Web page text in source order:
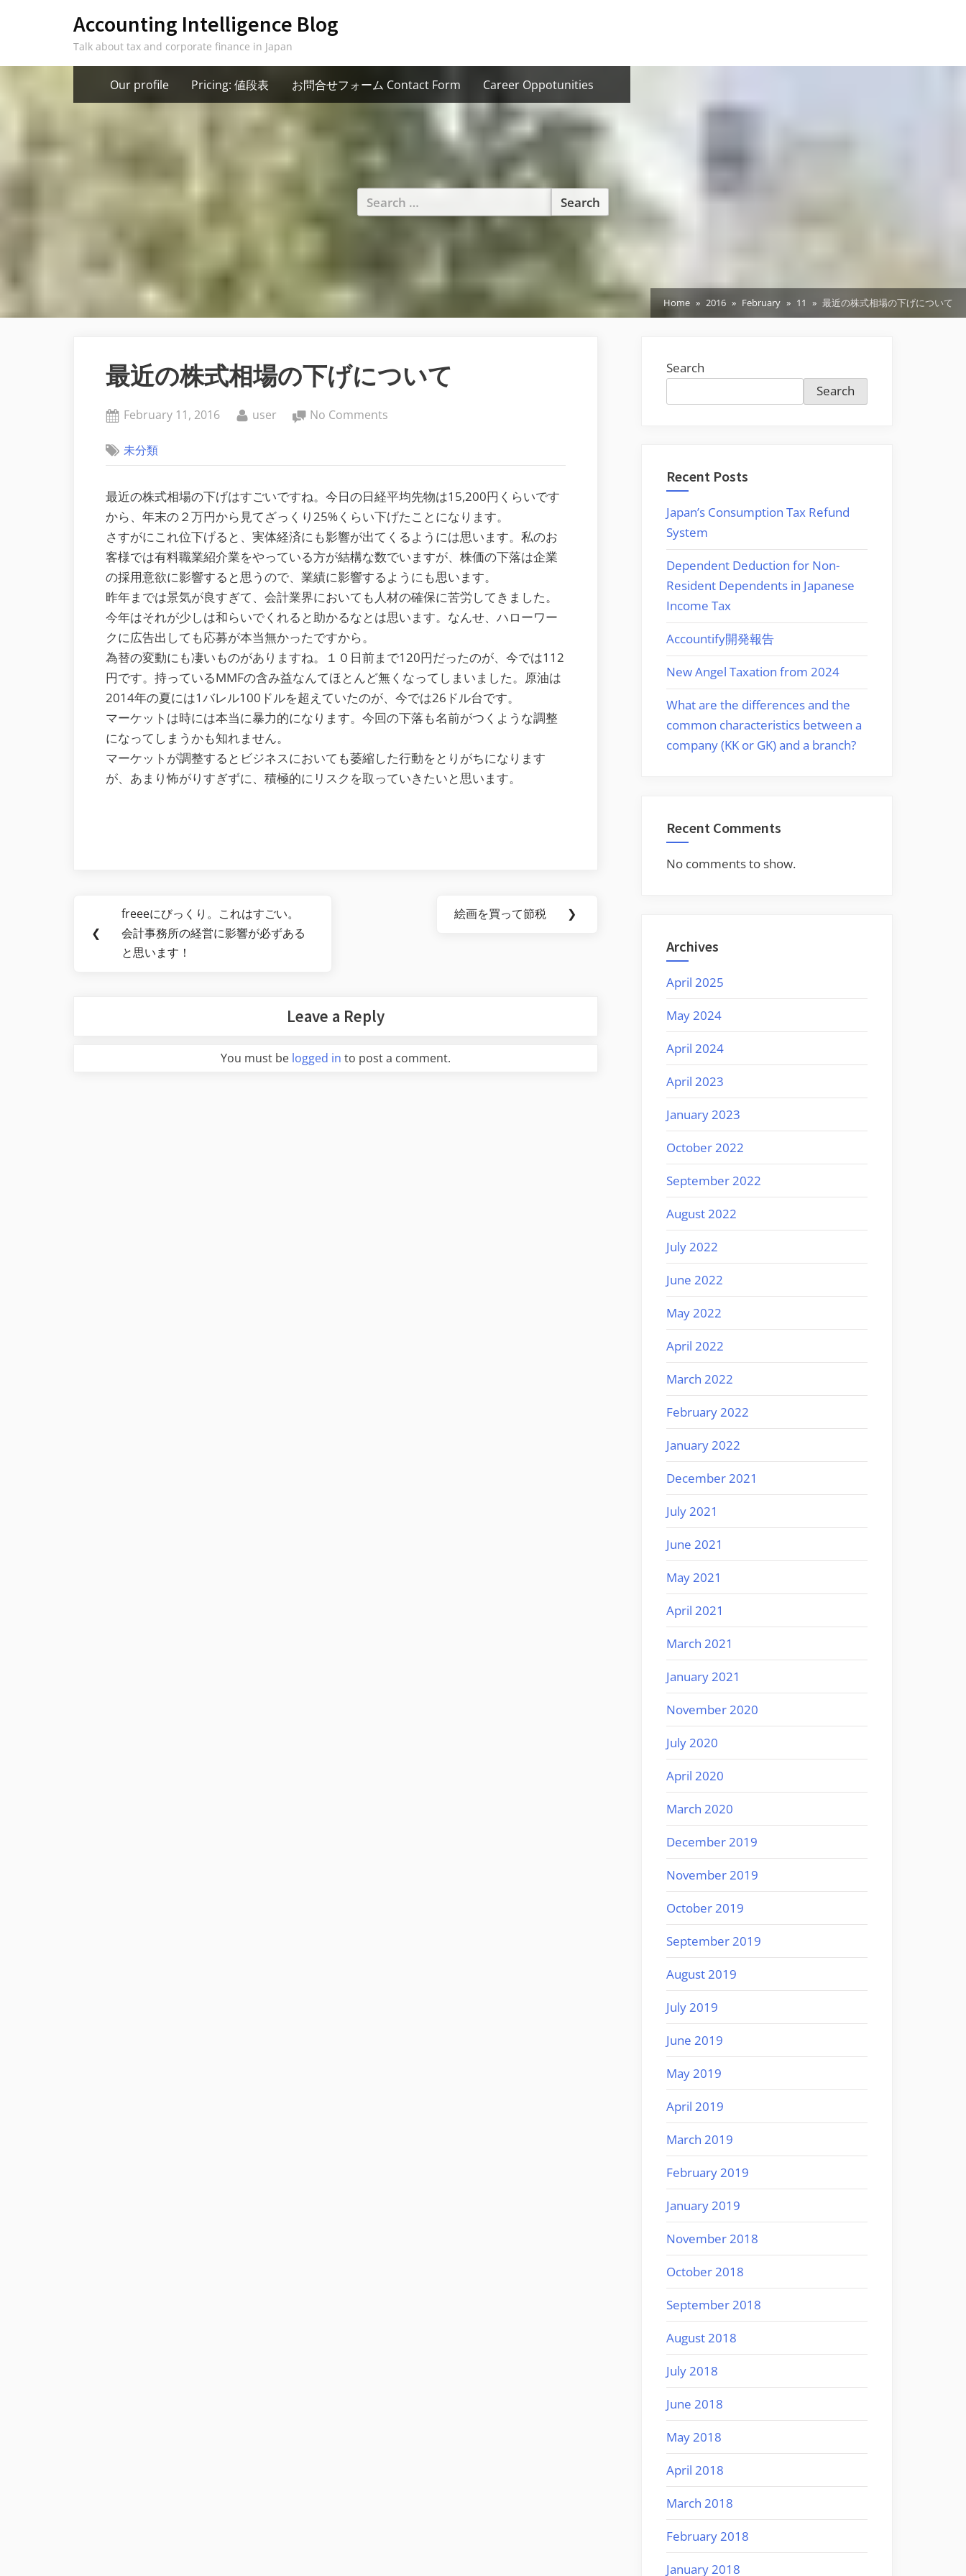
Accounting Intelligence Blog
Talk about tax and corporate finance in Japan
Our profile Pricing: 値段表 お問合せフォーム Contact Form Career Oppotunities
Search
for:
Home 2016 February 11 最近の株式相場の下げについて
最近の株式相場の下げについて
Posted
February 11, 2016 By
user No Comments
株
式
相
場
の
下
げ
に
い
て
未分類
最近の株式相場の下げはすごいですね。今日の日経平均先物は15,200円くらいです
から、年末の２万円から見てざっくり25%くらい下げたことになります。
さすがにこれ位下げると、実体経済にも影響が出てくるようには思います。私のお
客様では有料職業紹介業をやっている方が結構な数でいますが、株価の下落は企業
の採用意欲に影響すると思うので、業績に影響するようにも思います。
昨年までは景気が良すぎて、会計業界においても人材の確保に苦労してきました。
今年はそれが少しは和らいでくれると助かるなとは思います。なんせ、ハローワー
クに広告出しても応募が本当無かったですから。
為替の変動にも凄いものがありますね。１０日前まで120円だったのが、今では112
円です。持っているMMFの含み益なんてほとんど無くなってしまいました。原油は
2014年の夏には1バレル100ドルを超えていたのが、今では26ドル台です。
マーケットは時には本当に暴力的になります。今回の下落も名前がつくような調整
になってしまうかも知れません。
マーケットが調整するとビジネスにおいても萎縮した行動をとりがちになります
が、あまり怖がりすぎずに、積極的にリスクを取っていきたいと思います。
navigation
❮
Previous
Post:
freeeにびっくり。これはすごい。
会計事務所の経営に影響が必ずある
と思います！
Next
絵画を買って節税 ❯
Leave a Reply
You must be logged in to post a comment.
Search
Search
Recent Posts
Japan’s Consumption Tax Refund
System
Dependent Deduction for Non-
Resident Dependents in Japanese
Income Tax
Accountify開発報告
New Angel Taxation from 2024
What are the differences and the
common characteristics between a
company (KK or GK) and a branch?
Recent Comments
No comments to show.
Archives
April 2025
May 2024
April 2024
April 2023
January 2023
October 2022
September 2022
August 2022
July 2022
June 2022
May 2022
April 2022
March 2022
February 2022
January 2022
December 2021
July 2021
June 2021
May 2021
April 2021
March 2021
January 2021
November 2020
July 2020
April 2020
March 2020
December 2019
November 2019
October 2019
September 2019
August 2019
July 2019
June 2019
May 2019
April 2019
March 2019
February 2019
January 2019
November 2018
October 2018
September 2018
August 2018
July 2018
June 2018
May 2018
April 2018
March 2018
February 2018
January 2018